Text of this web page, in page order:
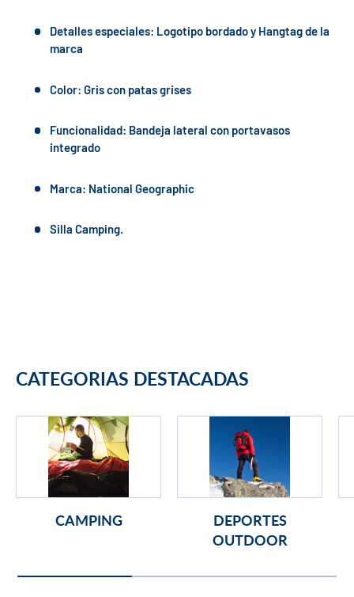
Detalles especiales: Logotipo bordado y Hangtag de la
marca
Color: Gris con patas grises
Funcionalidad: Bandeja lateral con portavasos
integrado
Marca: National Geographic
Silla Camping.
CATEGORIAS DESTACADAS
CAMPING
DEPORTES
OUTDOOR